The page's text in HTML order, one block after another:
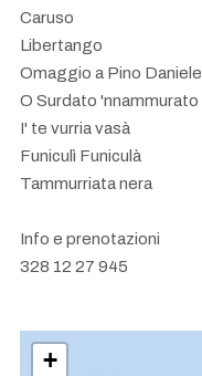
Caruso
Libertango
Omaggio a Pino Daniele
O Surdato 'nnammurato
I' te vurria vasà
Funiculì Funiculà
Tammurriata nera
Info e prenotazioni
328 12 27 945
+